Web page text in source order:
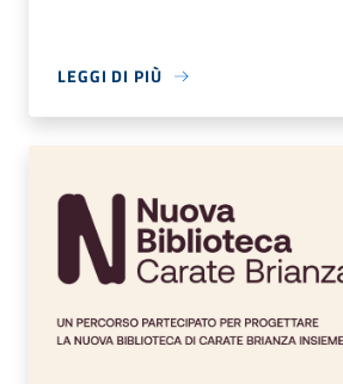
LEGGI DI PIÙ